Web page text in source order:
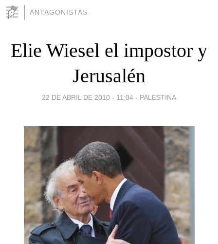
ANTAGONISTAS
Elie Wiesel el impostor y
Jerusalén
22 DE ABRIL DE 2010 - 11:04 - PALESTINA